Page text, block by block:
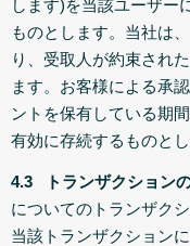
します)を当該ユーザー
ものとします。当社は
り、受取人が約束され
ます。お客様による承
ントを保有している期
有効に存続するものとし
4.3 トランザクション
についてのトランザク
当該トランザクション